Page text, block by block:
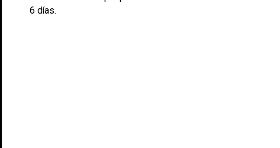
6 días.